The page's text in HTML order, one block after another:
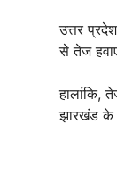
उत्तर
से तेज
हालांकि,
झारखंड के